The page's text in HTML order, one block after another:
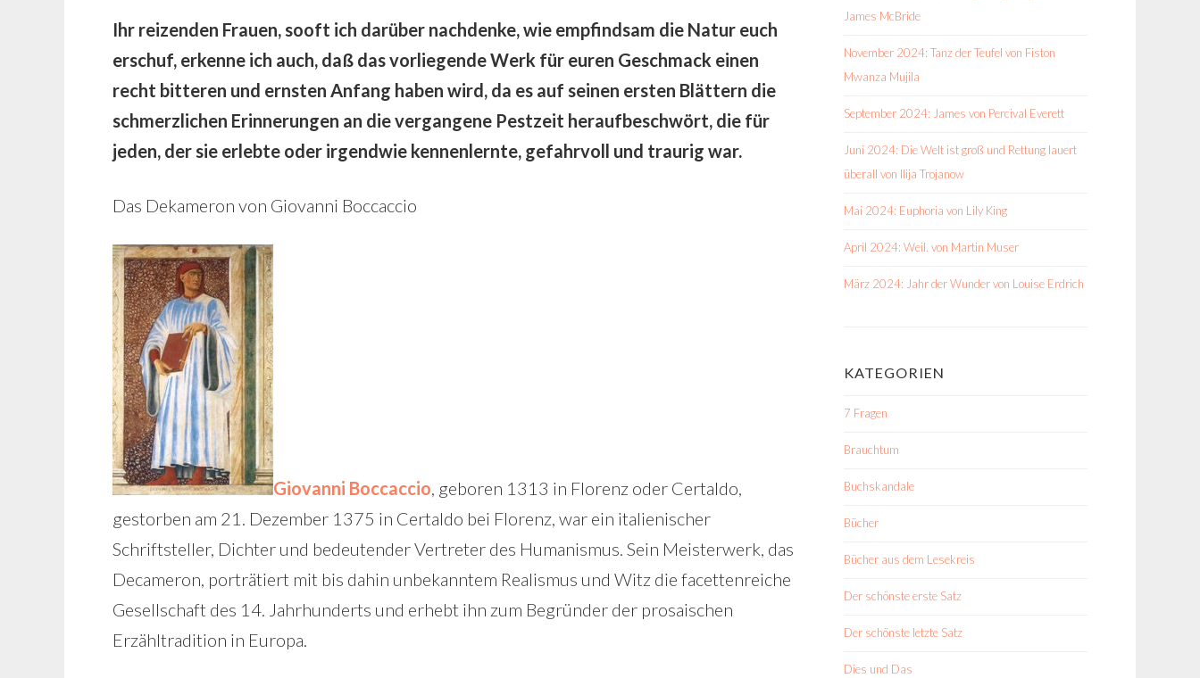
Ihr reizenden Frauen, sooft ich darüber nachdenke, wie empfindsam die Natur euch
erschuf, erkenne ich auch, daß das vorliegende Werk für euren Geschmack einen
recht bitteren und ernsten Anfang haben wird, da es auf seinen ersten Blättern die
schmerzlichen Erinnerungen an die vergangene Pestzeit heraufbeschwört, die für
jeden, der sie erlebte oder irgendwie kennenlernte, gefahrvoll und traurig war.
Das Dekameron von Giovanni Boccaccio
Giovanni Boccaccio, geboren 1313 in Florenz oder Certaldo,
gestorben am 21. Dezember 1375 in Certaldo bei Florenz, war ein italienischer
Schriftsteller, Dichter und bedeutender Vertreter des Humanismus. Sein Meisterwerk, das
Decameron, porträtiert mit bis dahin unbekanntem Realismus und Witz die facettenreiche
Gesellschaft des 14. Jahrhunderts und erhebt ihn zum Begründer der prosaischen
Erzähltradition in Europa.
James McBride
November 2024: Tanz der Teufel von Fiston
Mwanza Mujila
September 2024: James von Percival Everett
Juni 2024: Die Welt ist groß und Rettung lauert
überall von Ilija Trojanow
Mai 2024: Euphoria von Lily King
April 2024: Weil. von Martin Muser
März 2024: Jahr der Wunder von Louise Erdrich
KATEGORIEN
7 Fragen
Brauchtum
Buchskandale
Bücher
Bücher aus dem Lesekreis
Der schönste erste Satz
Der schönste letzte Satz
Dies und Das